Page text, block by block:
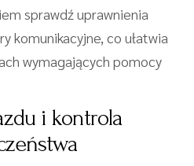
sprawdź uprawnienia
komunikacyjne, co ułatwia
wymagających pomocy
i kontrola